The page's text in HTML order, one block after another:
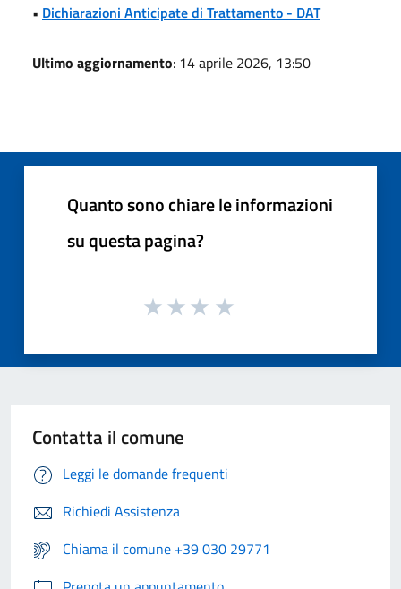
• Dichiarazioni Anticipate di Trattamento - DAT
Ultimo aggiornamento: 14 aprile 2026, 13:50
Quanto sono chiare le informazioni
su questa pagina?
Contatta il comune
Leggi le domande frequenti
Richiedi Assistenza
Chiama il comune +39 030 29771